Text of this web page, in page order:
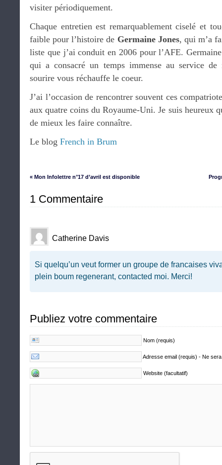
visiter périodiquement.
Chaque entretien est remarquablement ciselé et
faible pour l’histoire de Germaine Jones, qui m’a
liste que j’ai conduit en 2006 pour l’AFE.
qui a consacré un temps immense au service
sourire vous réchauffe le coeur.
J’ai l’occasion de rencontrer souvent ces
aux quatre coins du Royaume-Uni. Je suis heureux
de mieux les faire connaître.
Le blog French in Brum
« Mon Infolettre n°17 d’avril est disponible
1 Commentaire
Catherine Davis
Si quelqu’un veut former un groupe de francaises
plein boum regenerant, contacted moi. Merci!
Publiez votre commentaire
Nom (requis)
Adresse email (requis) - Ne
Website (facultatif)